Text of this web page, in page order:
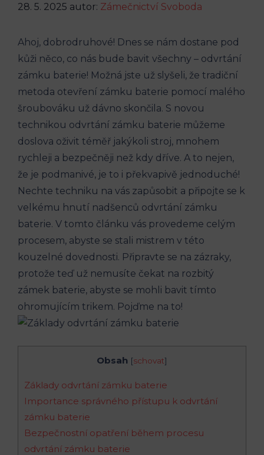
28. 5. 2025 autor: Zámečnictví Svoboda
Ahoj, dobrodruhové! Dnes se nám dostane pod
kůži něco, co nás bude bavit všechny – odvrtání
zámku baterie! Možná jste už slyšeli, že tradiční
metoda otevření zámku baterie pomocí malého
šroubováku už dávno skončila. S novou
technikou odvrtání zámku baterie můžeme
doslova oživit téměř jakýkoli stroj, mnohem
rychleji a bezpečněji než kdy dříve. A to nejen,
že je podmanivé, je to i překvapivě jednoduché!
Nechte techniku na vás zapůsobit a připojte se k
velkému hnutí nadšenců odvrtání zámku
baterie. V tomto článku vás provedeme celým
procesem, abyste se stali mistrem v této
kouzelné dovednosti. Připravte se na zázraky,
protože teď už nemusíte čekat na rozbitý
zámek baterie, abyste se mohli bavit tímto
ohromujícím trikem. Pojďme na to!
Obsah [schovat]
Základy odvrtání zámku baterie
Importance správného přístupu k odvrtání
zámku baterie
Bezpečnostní opatření během procesu
odvrtání zámku baterie